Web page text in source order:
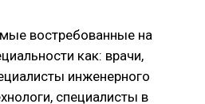
востребованные на
как: врачи,
инженерного
специалисты в